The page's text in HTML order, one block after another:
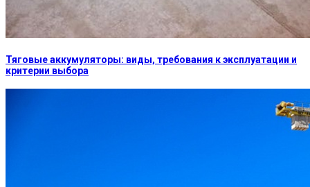
Тяговые аккумуляторы: виды, требования к эксплуатации и
критерии выбора